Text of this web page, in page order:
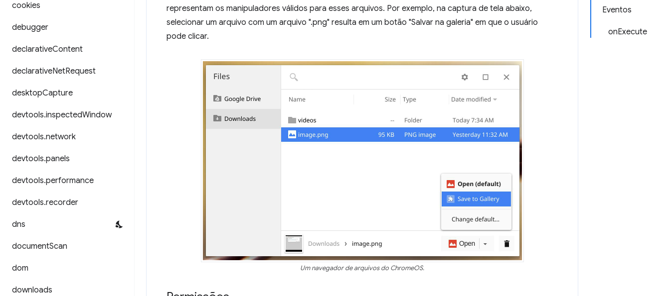
cookies
debugger
declarativeContent
declarativeNetRequest
desktopCapture
devtools.inspectedWindow
devtools.network
devtools.panels
devtools.performance
devtools.recorder
dns
documentScan
dom
downloads
Eventos
onExecute
representam os manipuladores válidos para esses arquivos. Por exemplo, na captura de tela abaixo,
selecionar um arquivo com um arquivo ".png" resulta em um botão "Salvar na galeria" em que o usuário
pode clicar.
Um navegador de arquivos do ChromeOS.